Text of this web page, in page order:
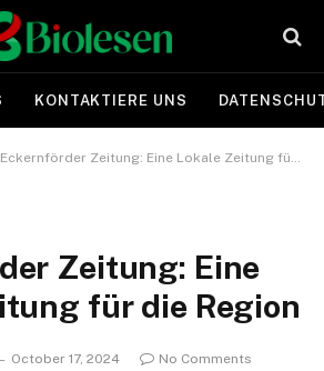
KONTAKTIERE UNS
Eckernförder Zeitung: Eine Lokale Zeitung für die Region
Zeitung: Eine
für die Region
October 17, 2024
No Comments